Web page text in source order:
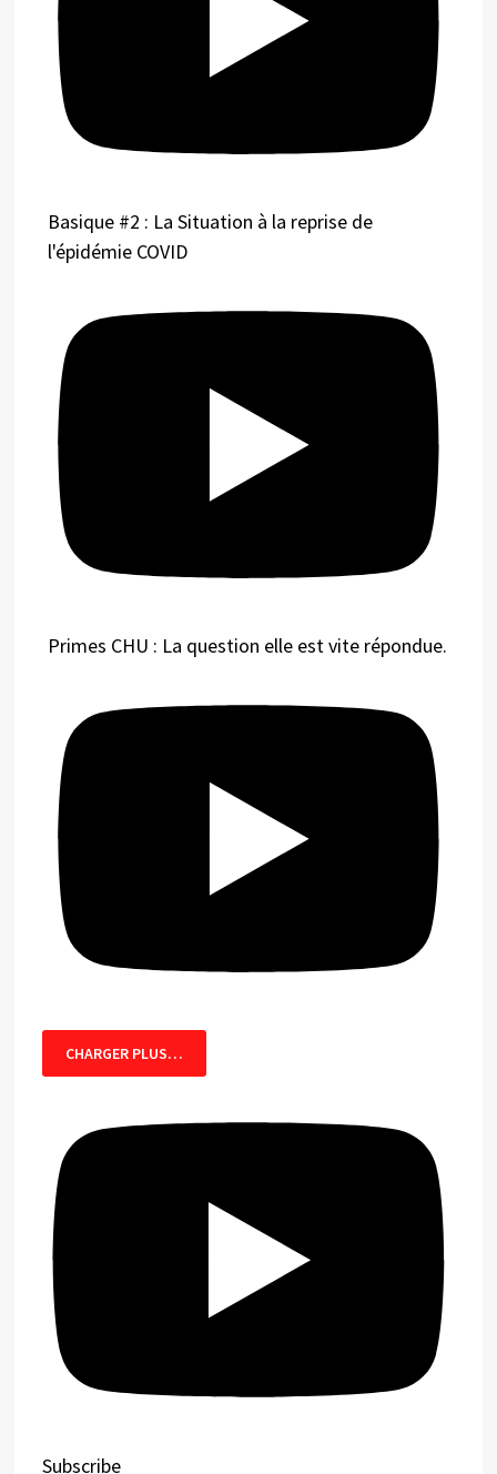
Basique #2 : La Situation à la reprise de
l'épidémie COVID
Primes CHU : La question elle est vite répondue.
CHARGER PLUS…
Subscribe